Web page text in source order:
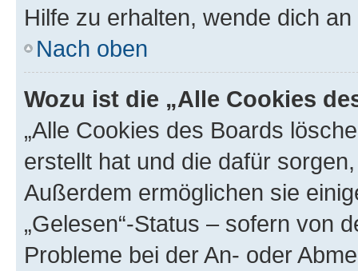
Hilfe zu erhalten, wende dich
Nach oben
Wozu ist die „Alle Cookies
„Alle Cookies des Boards
erstellt hat und die dafür
Außerdem ermöglichen sie
„Gelesen“-Status – sofern von
Probleme bei der An- oder